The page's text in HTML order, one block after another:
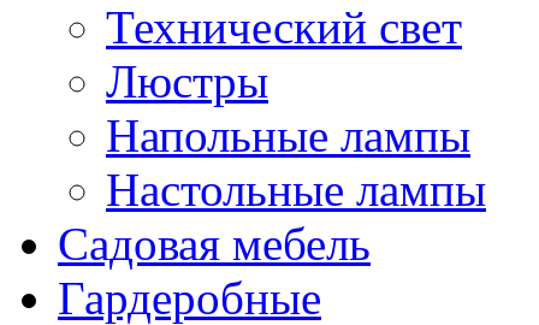
Технический свет
Люстры
Напольные лампы
Настольные лампы
Садовая мебель
Гардеробные